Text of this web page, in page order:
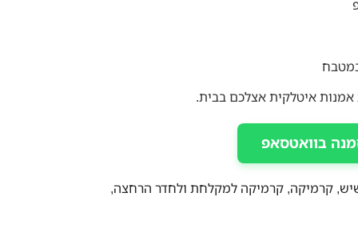
אמנות איטלקית אצלכם בבית.
בוואטסאפ
, קרמיקה, קרמיקה למקלחת ולחדר הרחצה,